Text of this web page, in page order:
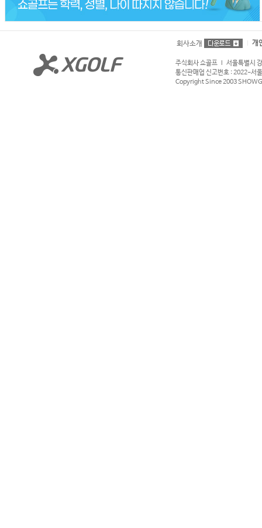
회사소개 개
주식회사 쇼골프 l 서울특별시
통신판매업 신고번호 : 2022-
Copyright Since 2003